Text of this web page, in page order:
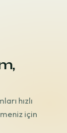
hızlı
için